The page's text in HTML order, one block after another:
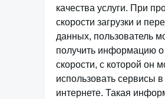
качества услуги. При
скорости загрузки и
данных, пользователь
получить информацию о
скорости, с которой он
использовать сервисы в
интернете. Такая